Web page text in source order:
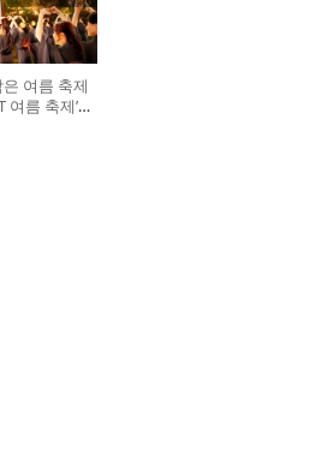
은 여름 축제
여름 축제’